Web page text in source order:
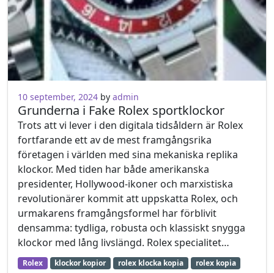
10 september, 2024 by admin
Grunderna i Fake Rolex sportklockor
Trots att vi lever i den digitala tidsåldern är Rolex
fortfarande ett av de mest framgångsrika
företagen i världen med sina mekaniska replika
klockor. Med tiden har både amerikanska
presidenter, Hollywood-ikoner och marxistiska
revolutionärer kommit att uppskatta Rolex, och
urmakarens framgångsformel har förblivit
densamma: tydliga, robusta och klassiskt snygga
klockor med lång livslängd. Rolex specialitet…
Rolex klockor kopior rolex klocka kopia rolex kopia